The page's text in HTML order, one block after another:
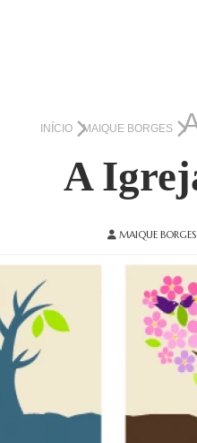
INÍCIO MAIQUE BORGES
A
MAIQUE BORGES